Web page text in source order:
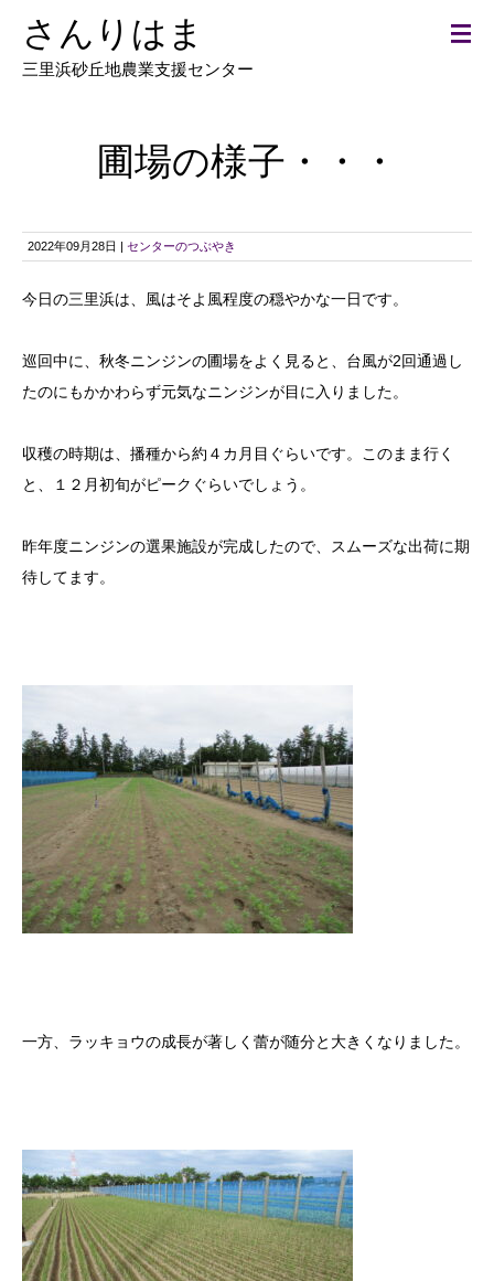
さんりはま
三里浜砂丘地農業支援センター
圃場の様子・・・
2022年09月28日 | センターのつぶやき
今日の三里浜は、風はそよ風程度の穏やかな一日です。
巡回中に、秋冬ニンジンの圃場をよく見ると、台風が2回通過し
たのにもかかわらず元気なニンジンが目に入りました。
収穫の時期は、播種から約４カ月目ぐらいです。このまま行く
と、１２月初旬がピークぐらいでしょう。
昨年度ニンジンの選果施設が完成したので、スムーズな出荷に期
待してます。
一方、ラッキョウの成長が著しく蕾が随分と大きくなりました。